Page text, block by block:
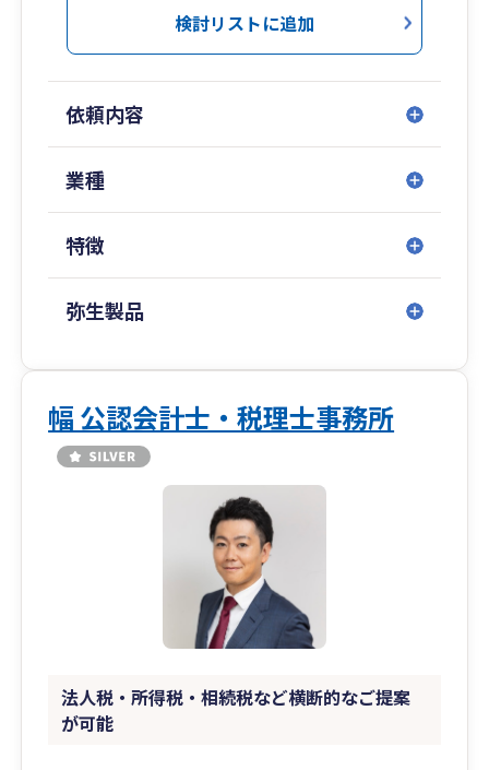
検討リストに追加
依頼内容
業種
特徴
弥生製品
幅 公認会計士・税理士事務所
法人税・所得税・相続税など横断的なご提案
が可能